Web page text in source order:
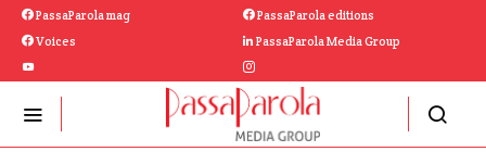
PassaParola mag
PassaParola editions
Voices
PassaParola Media Group